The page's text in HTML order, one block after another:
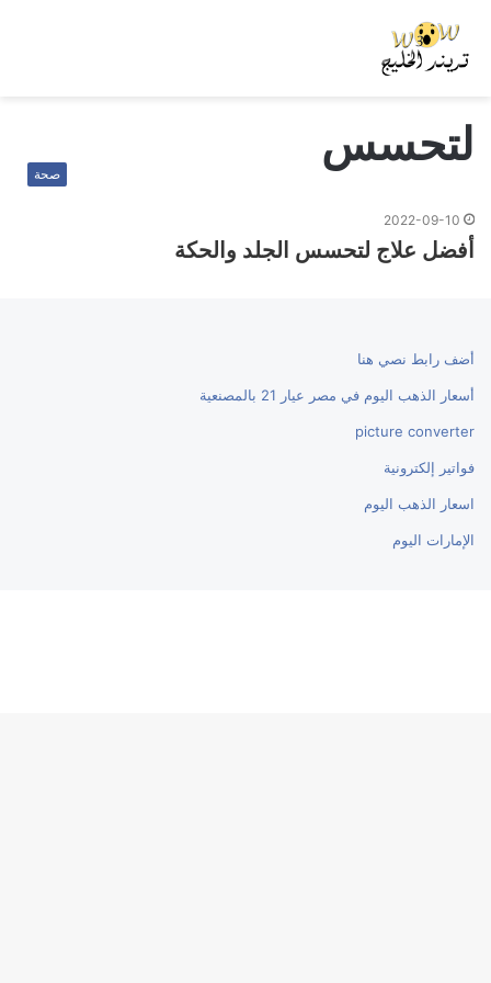
لتحسس
صحة
2022-09-10
أفضل علاج لتحسس الجلد والحكة
أضف رابط نصي هنا
أسعار الذهب اليوم في مصر عيار 21 بالمصنعية
picture converter
فواتير إلكترونية
اسعار الذهب اليوم
الإمارات اليوم